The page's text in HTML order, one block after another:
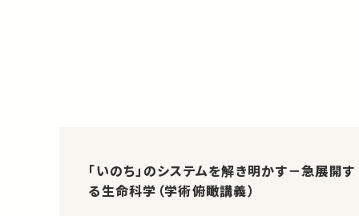
「いのち」のシステムを解き明かす－急展開す
る生命科学（学術俯瞰講義）